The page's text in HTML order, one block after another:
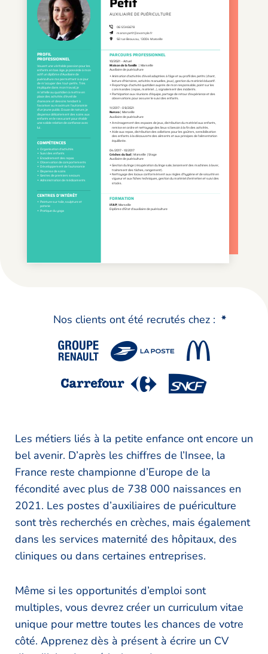
Nos clients ont été recrutés chez : *
Les métiers liés à la petite enfance ont encore un
bel avenir. D’après les chiffres de l’Insee, la
France reste championne d’Europe de la
fécondité avec plus de 738 000 naissances en
2021. Les postes d’auxiliaires de puériculture
sont très recherchés en crèches, mais également
dans les services maternité des hôpitaux, des
cliniques ou dans certaines entreprises.
Même si les opportunités d’emploi sont
multiples, vous devrez créer un curriculum vitae
unique pour mettre toutes les chances de votre
côté. Apprenez dès à présent à écrire un CV